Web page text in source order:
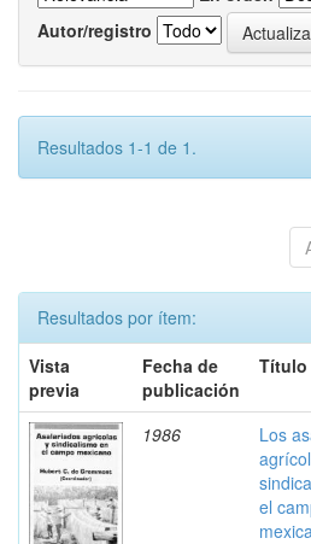
Autor/registro
Resultados 1-1 de 1.
Resultados por ítem:
Vista
previa
Fecha de
publicación
Título
1986
Los
el